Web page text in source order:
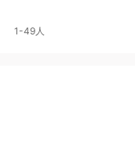
1-49人